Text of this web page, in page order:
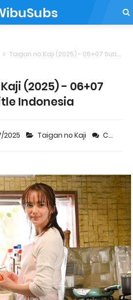
Taigan no Kaji (2025) - 06+07 Subtitle Indonesia
(2025) - 06+07
Indonesia
2025 Taigan no Kaji Comment